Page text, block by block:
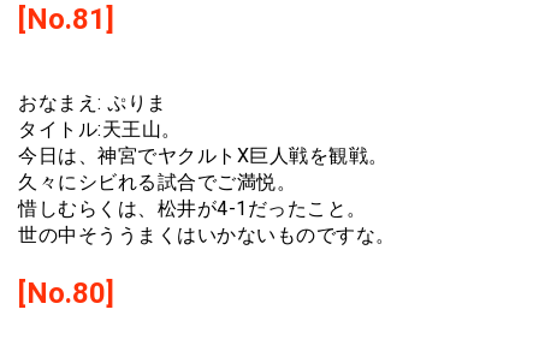
[No.81]
おなまえ: ぷりま
タイトル:天王山。
今日は、神宮でヤクルトX巨人戦を観戦。
久々にシビれる試合でご満悦。
惜しむらくは、松井が4-1だったこと。
世の中そううまくはいかないものですな。
[No.80]